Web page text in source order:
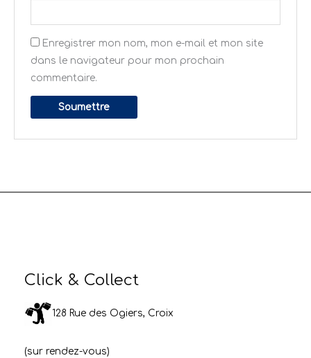
Enregistrer mon nom, mon e-mail et mon site
dans le navigateur pour mon prochain
commentaire.
Click & Collect
128 Rue des Ogiers, Croix
(sur rendez-vous)